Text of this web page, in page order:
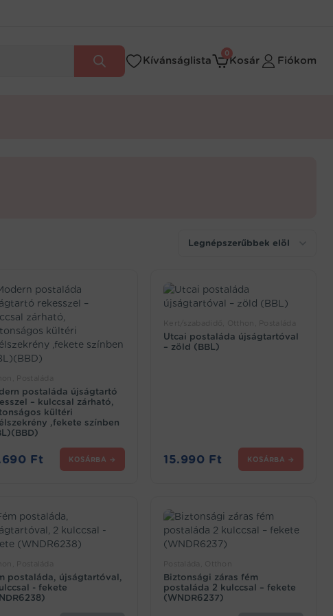
Kívánságlista
0
Kosár Fiókom
postaláda újságtartó
– kulccsal zárható,
kültéri
,fekete színben
Ft KOSÁRBA →
Utcai postaláda újságtartóval
– zöld (BBL)
15.990 Ft KOSÁRBA →
postaláda, újságtartóval,
- fekete
Biztonsági záras fém
postaláda 2 kulccsal – fekete
(WNDR6237)